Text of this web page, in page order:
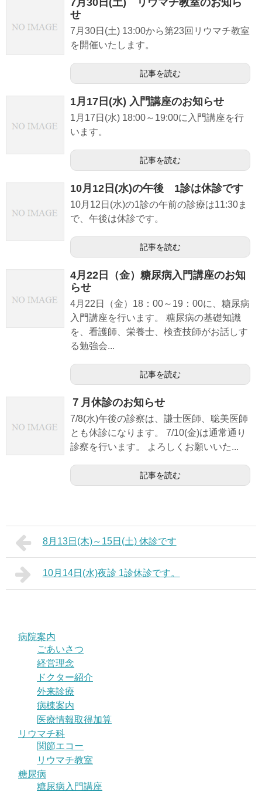
せ
7月30日(土) 13:00から第23回リウマチ教室
を開催いたします。
記事を読む
1月17日(水) 入門講座のお知らせ
1月17日(水) 18:00～19:00に入門講座を行
います。
記事を読む
10月12日(水)の午後 1診は休診です
10月12日(水)の1診の午前の診療は11:30ま
で、午後は休診です。
記事を読む
4月22日（金）糖尿病入門講座のお知
らせ
4月22日（金）18：00～19：00に、糖尿病
入門講座を行います。 糖尿病の基礎知識
を、看護師、栄養士、検査技師がお話しす
る勉強会...
記事を読む
７月休診のお知らせ
7/8(水)午後の診察は、謙士医師、聡美医師
とも休診になります。 7/10(金)は通常通り
診察を行います。 よろしくお願いいた...
記事を読む
8月13日(木)～15日(土) 休診です
10月14日(水)夜診 1診休診です。
病院案内
ごあいさつ
経営理念
ドクター紹介
外来診療
病棟案内
医療情報取得加算
リウマチ科
関節エコー
リウマチ教室
糖尿病
糖尿病入門講座